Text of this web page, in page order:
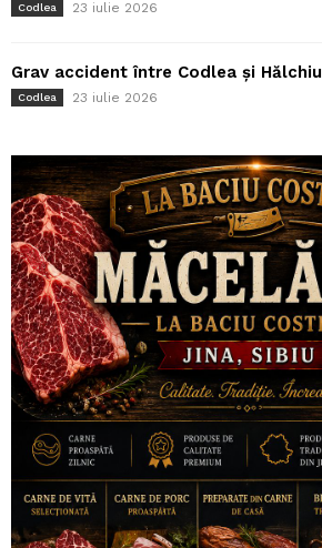
Codlea 23 iulie 2026
Grav accident între Codlea și Hălchiu
Codlea 23 iulie 2026